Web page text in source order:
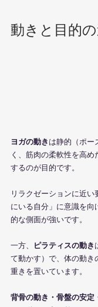
動きと目的
ヨガの動き は静的（ポー
く、筋肉の柔軟性を高め
するのが目的です。
リラクゼーションに近い
にいる自分」に意識を向
的な側面が強いです。
一方、 ピラティスの動き
て動かす）で、体の動き
重きを置いています。
背骨の動き・骨盤の安定